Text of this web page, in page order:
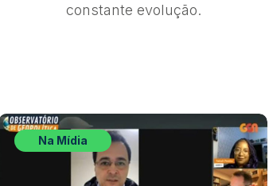
constante evolução.
Na Mídia